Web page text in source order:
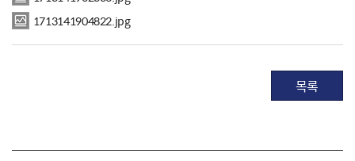
1713141904822.jpg
목록